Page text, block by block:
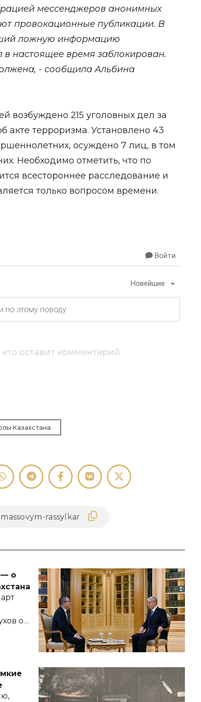
мессенджеров анонимных
провокационные публикации. В
ложную информацию
настоящее время заблокирован.
- сообщила Альбина
возбуждено 215 уголовных дел за
терроризма. Установлено 43
осуждено 7 лиц, в том
Необходимо отметить, что по
всестороннее расследование и
только вопросом времени.
Войти
Новейшие
оставит комментарий
Казахстана
— о
о